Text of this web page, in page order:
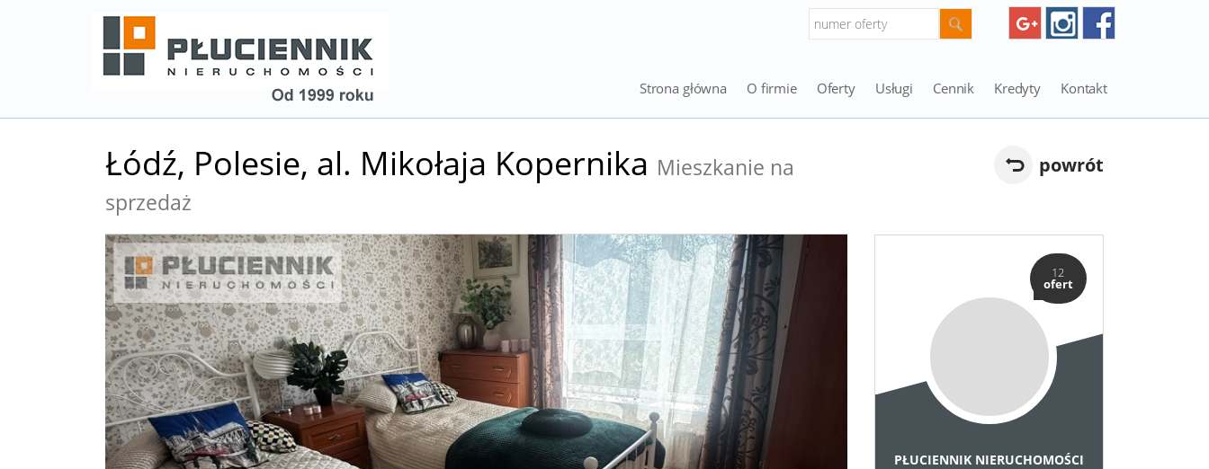
Strona główna O firmie Oferty Usługi Cennik Kredyty Kontakt
Łódź, Polesie, al. Mikołaja Kopernika Mieszkanie na
sprzedaż
powrót
12
ofert
PŁUCIENNIK NIERUCHOMOŚCI